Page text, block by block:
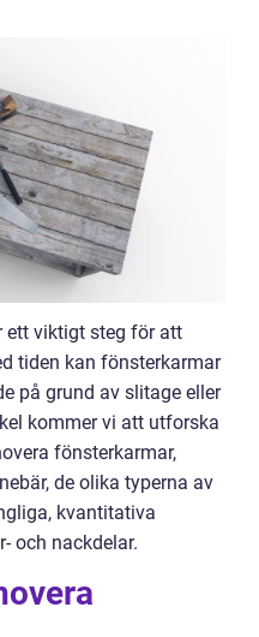
ett viktigt steg för att
tiden kan fönsterkarmar
på grund av slitage eller
kommer vi att utforska
fönsterkarmar,
de olika typerna av
kvantitativa
och nackdelar.